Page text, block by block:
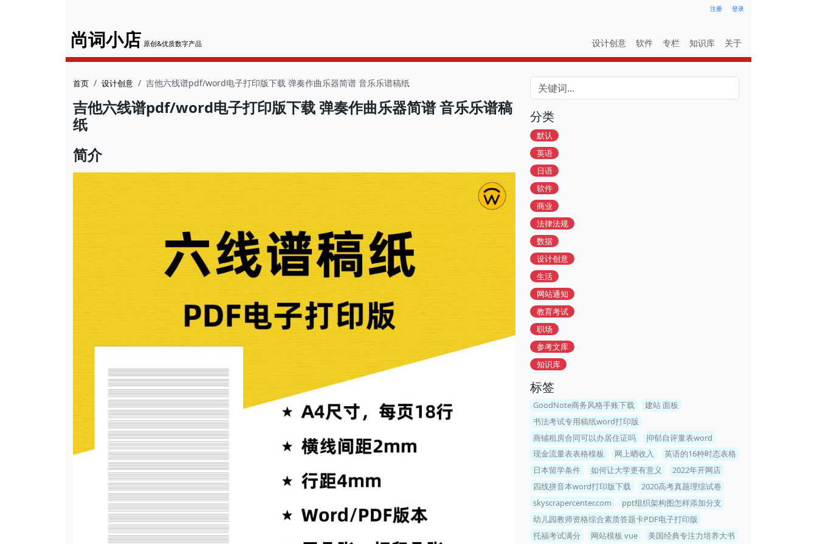
注册 登录
尚词小店 原创&优质数字产品 设计创意 软件 专栏 知识库 关于
首页 设计创意 吉他六线谱pdf/word电子打印版下载 弹奏作曲乐器简谱 音乐乐谱稿纸
吉他六线谱pdf/word电子打印版下载 弹奏作曲乐器简谱 音乐乐谱稿
纸
简介
分类
默认
英语
日语
软件
商业
法律法规
数据
设计创意
生活
网站通知
教育考试
职场
参考文库
知识库
标签
GoodNote商务风格手账下载
建站 面板
书法考试专用稿纸word打印版
商铺租房合同可以办居住证吗
抑郁自评量表word
现金流量表表格模板
网上晒收入
英语的16种时态表格
日本留学条件
如何让大学更有意义
2022年开网店
四线拼音本word打印版下载
2020高考真题理综试卷
skyscrapercenter.com
ppt组织架构图怎样添加分支
幼儿园教师资格综合素质答题卡PDF电子打印版
托福考试满分
网站模板 vue 美国经典专注力培养大书